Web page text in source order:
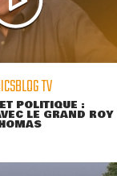
TV
POLITIQUE :
LE GRAND ROY